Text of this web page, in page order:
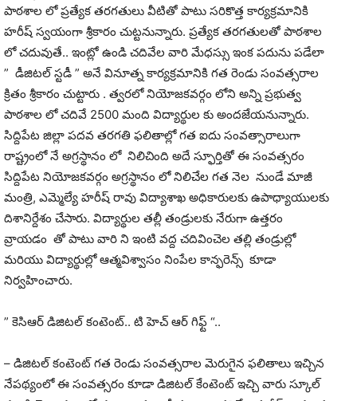
పాఠశాల లో ప్రత్యేక తరగతులు వీటితో పాటు సరికొత్త కార్యక్రమానికి
హరీష్ స్వయంగా శ్రీకారం చుట్టనున్నారు. ప్రత్యేక తరగతులతో పాఠశాల
లో చదువుతే.. ఇంట్లో ఉండి చదివేల వారి మేధస్సు ఇంక పదును పడేలా
” డీజిటల్ స్టడీ ” అనే వినూత్న కార్యక్రమానికి గత రెండు సంవత్సరాల
క్రితం శ్రీకారం చుట్టారు . త్వరలో నియోజకవర్గం లోని అన్ని ప్రభుత్వ
పాఠశాల లో చదివే 2500 మంది విద్యార్థుల కు అందజేయనున్నారు.
సిద్దిపేట జిల్లా పదవ తరగతి ఫలితాల్లో గత ఐదు సంవత్సారాలుగా
రాష్ట్రంలో నే అగ్రస్థానం లో నిలిచింది అదే స్ఫూర్తితో ఈ సంవత్సరం
సిద్దిపేట నియోజకవర్గం అగ్రస్థానం లో నిలిచేల గత నెల నుండే మాజీ
మంత్రి, ఎమ్మెల్యే హరీష్ రావు విద్యాశాఖ అధికారులకు ఉపాధ్యాయులకు
దిశానిర్దేశం చేసారు. విద్యార్థుల తల్లీ తండ్రులకు నేరుగా ఉత్తరం
వ్రాయడం తో పాటు వారి ని ఇంటి వద్ద చదివించెల తల్లి తండ్రుల్లో
మరియు విద్యార్థుల్లో ఆత్మవిశ్వాసం నింపేల కాన్ఫరెన్స్ కూడా
నిర్వహించారు.
” కెసిఆర్ డిజిటల్ కంటెంట్.. టి హెచ్ ఆర్ గిఫ్ట్ “..
– డిజిటల్ కంటెంట్ గత రెండు సంవత్సరాల మెరుగైన ఫలితాలు ఇచ్చిన
నేపథ్యంలో ఈ సంవత్సరం కూడా డిజిటల్ కేంటెంట్ ఇచ్చి వారు స్కూల్